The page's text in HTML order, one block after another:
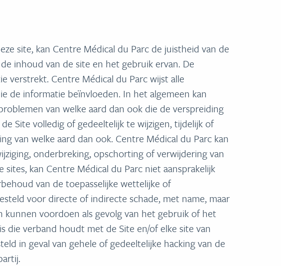
site, kan Centre Médical du Parc de juistheid van de
inhoud van de site en het gebruik ervan. De
Centre Médical du Parc wijst alle
de informatie beïnvloeden. In het algemeen kan
van welke aard dan ook die de verspreiding
Site volledig of gedeeltelijk te wijzigen, tijdelijk of
van welke aard dan ook. Centre Médical du Parc kan
onderbreking, opschorting of verwijdering van
kan Centre Médical du Parc niet aansprakelijk
van de toepasselijke wettelijke of
voor directe of indirecte schade, met name, maar
kunnen voordoen als gevolg van het gebruik of het
die verband houdt met de Site en/of elke site van
in geval van gehele of gedeeltelijke hacking van de